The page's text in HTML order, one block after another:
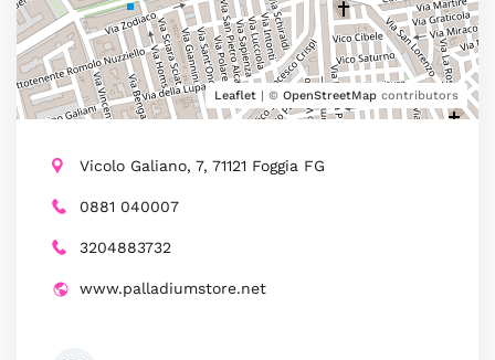
Leaflet | © OpenStreetMap contributors
Vicolo Galiano, 7, 71121 Foggia FG
0881 040007
3204883732
www.palladiumstore.net